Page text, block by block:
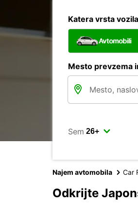
Katera vrsta
Avtomobili
Mesto prevzema
Sem
Najem avtomobila Car
Odkrijte